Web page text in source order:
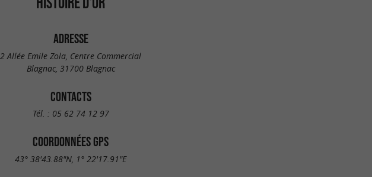
ADRESSE
2 Allée Emile Zola, Centre Commercial
Blagnac, 31700 Blagnac
CONTACTS
Tél. : 05 62 74 12 97
COORDONNÉES GPS
43° 38'43.88"N, 1° 22'17.91"E